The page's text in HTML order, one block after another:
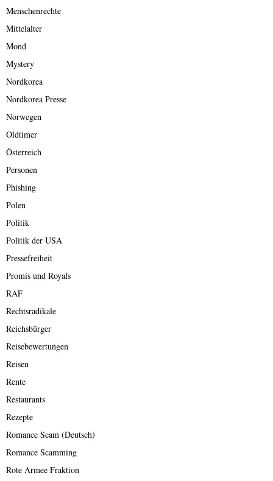
Menschenrechte
Mittelalter
Mond
Mystery
Nordkorea
Nordkorea Presse
Norwegen
Oldtimer
Österreich
Personen
Phishing
Polen
Politik
Politik der USA
Pressefreiheit
Promis und Royals
RAF
Rechtsradikale
Reichsbürger
Reisebewertungen
Reisen
Rente
Restaurants
Rezepte
Romance Scam (Deutsch)
Romance Scamming
Rote Armee Fraktion